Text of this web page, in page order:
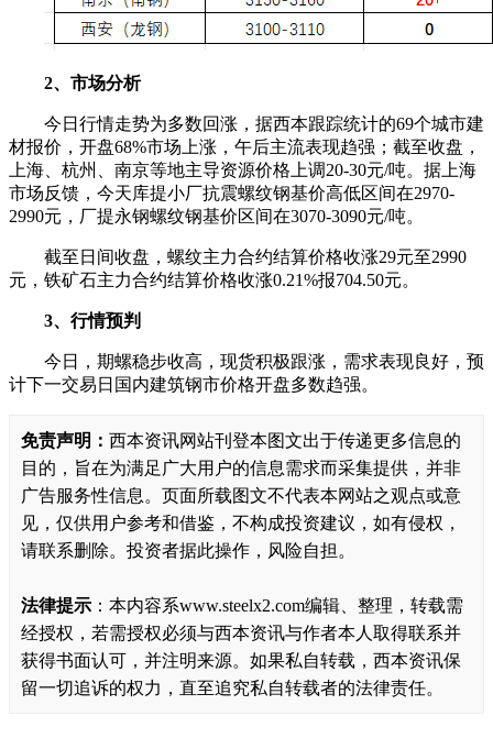
2、市场分析
今日行情走势为多数回涨，据西本跟踪统计的69个城市建
材报价，开盘68%市场上涨，午后主流表现趋强；截至收盘，
上海、杭州、南京等地主导资源价格上调20-30元/吨。据上海
市场反馈，今天库提小厂抗震螺纹钢基价高低区间在2970-
2990元，厂提永钢螺纹钢基价区间在3070-3090元/吨。
截至日间收盘，螺纹主力合约结算价格收涨29元至2990
元，铁矿石主力合约结算价格收涨0.21%报704.50元。
3、行情预判
今日，期螺稳步收高，现货积极跟涨，需求表现良好，预
计下一交易日国内建筑钢市价格开盘多数趋强。
免责声明： 西本资讯网站刊登本图文出于传递更多信息的
目的，旨在为满足广大用户的信息需求而采集提供，并非
广告服务性信息。页面所载图文不代表本网站之观点或意
见，仅供用户参考和借鉴，不构成投资建议，如有侵权，
请联系删除。投资者据此操作，风险自担。
法律提示 ：本内容系www.steelx2.com编辑、整理，转载需
经授权，若需授权必须与西本资讯与作者本人取得联系并
获得书面认可，并注明来源。如果私自转载，西本资讯保
留一切追诉的权力，直至追究私自转载者的法律责任。